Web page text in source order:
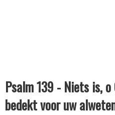
Psalm 139 - Niets is,
bedekt voor uw